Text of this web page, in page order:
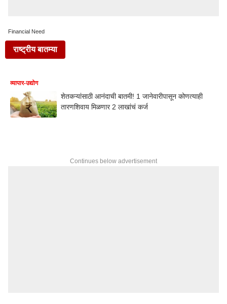
Financial Need
राष्ट्रीय बातम्या
व्यापार-उद्योग
शेतकऱ्यांसाठी आनंदाची बातमी! 1 जानेवारीपासून कोणत्याही
तारणशिवाय मिळणार 2 लाखांचं कर्ज
Continues below advertisement